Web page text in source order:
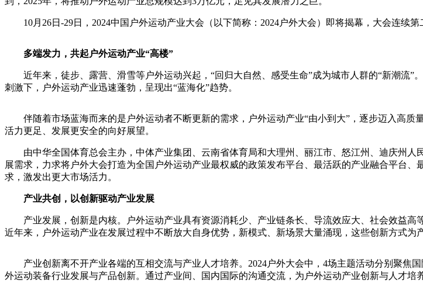
体育 直播 竞猜 2026年世界杯 2026年冬奥会 CBA
VIP会员 CCTV奥林匹克频道 生活体育大会 体育江湖 文化体育 冰雪道路 足
财经 教育 乡村振兴
大国智造 大国展会 大国保险 云顶对话 云起 超级工厂 智敬中国 全民健
CCTV.节目官网 直播 栏目 热播榜 总台企业白名单
10月26日-29日，2024中国户外运动产业大会（以下简称：2024户外大会）即将揭幕，大会连续第
多端发力，共起户外运动产业“高楼”
近年来，徒步、露营、滑雪等户外运动兴起，“回归大自然、感受生命”成为城市人群的“新潮流”
刺激下，户外运动产业迅速蓬勃，呈现出“蓝海化”趋势。
伴随着市场蓝海而来的是户外运动者不断更新的需求，户外运动产业“由小到大”，逐步迈入高质
活力更足、发展更安全的向好展望。
由中华全国体育总会主办，中体产业集团、云南省体育局和大理州、丽江市、怒江州、迪庆州人
展需求，力求将户外大会打造为全国户外运动产业最权威的政策发布平台、最活跃的产业融合平台
求，激发出更大市场活力。
产业共创，以创新驱动产业发展
产业发展，创新是内核。户外运动产业具有资源消耗少、产业链条长、导流效应大、社会效益高
近年来，户外运动产业在发展过程中不断放大自身优势，新模式、新场景大量涌现，这些创新方式为
产业创新离不开产业各端的互相交流与产业人才培养。2024户外大会中，4场主题活动分别聚焦
外运动装备行业发展与产品创新。通过产业间、国内国际的沟通交流，为户外运动产业创新与人才培